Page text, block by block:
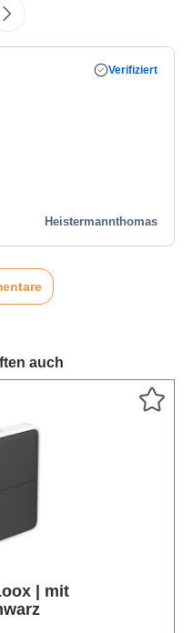
Verifiziert
Heistermannthomas
auch
| mit